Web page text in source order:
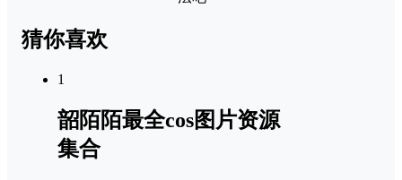
猜你喜欢
1
韶陌陌最全cos图片资源
集合